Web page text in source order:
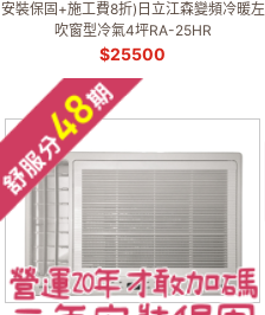
安裝保固+施工費8折)日立江森變頻冷暖左
吹窗型冷氣4坪RA-25HR
$25500